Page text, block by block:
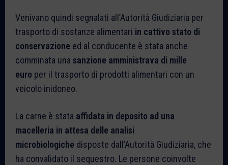
Venivano quindi segnalati all’Autorità Giudiziaria per
trasporto di sostanze alimentari in cattivo stato di
conservazione ed al conducente è stata anche
comminata una sanzione amministrava di mille
euro per il trasporto di prodotti alimentari con un
veicolo inidoneo.
La carne è stata affidata in deposito ad una
macelleria in attesa delle analisi
microbiologiche disposte dall’Autorità Giudiziaria, che
ha convalidato il sequestro. Le persone coinvolte